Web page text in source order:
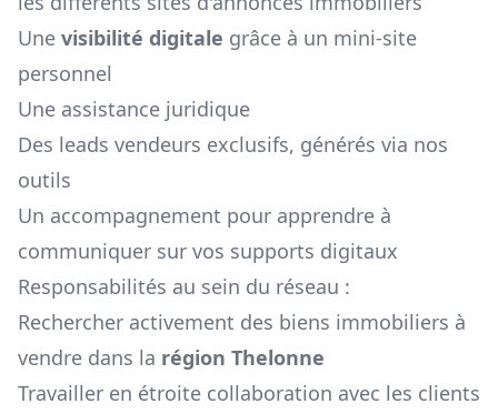
Une visibilité digitale grâce à un mini-site
personnel
Une assistance juridique
Des leads vendeurs exclusifs, générés via nos
outils
Un accompagnement pour apprendre à
communiquer sur vos supports digitaux
Responsabilités au sein du réseau :
Rechercher activement des biens immobiliers à
vendre dans la région Thelonne
Travailler en étroite collaboration avec les clients